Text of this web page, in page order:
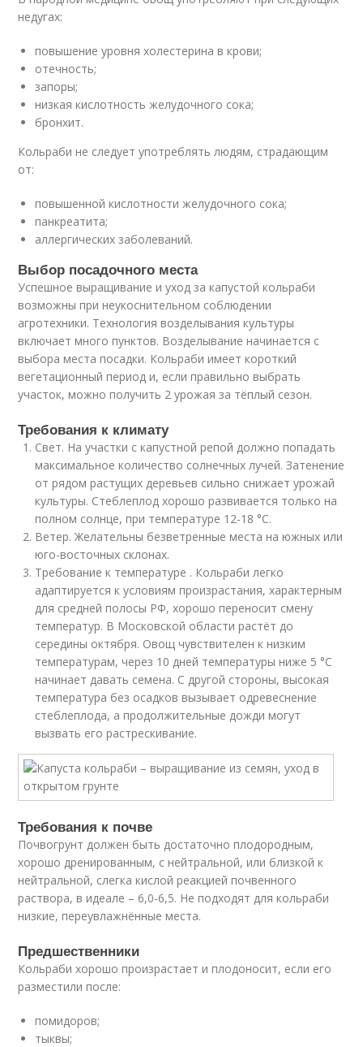
недугах:
повышение уровня холестерина в крови;
отечность;
запоры;
низкая кислотность желудочного сока;
бронхит.
Кольраби не следует употреблять людям, страдающим
от:
повышенной кислотности желудочного сока;
панкреатита;
аллергических заболеваний.
Выбор посадочного места
Успешное выращивание и уход за капустой кольраби
возможны при неукоснительном соблюдении
агротехники. Технология возделывания культуры
включает много пунктов. Возделывание начинается с
выбора места посадки. Кольраби имеет короткий
вегетационный период и, если правильно выбрать
участок, можно получить 2 урожая за тёплый сезон.
Требования к климату
Свет. На участки с капустной репой должно попадать
максимальное количество солнечных лучей. Затенение
от рядом растущих деревьев сильно снижает урожай
культуры. Стеблеплод хорошо развивается только на
полном солнце, при температуре 12-18 °С.
Ветер. Желательны безветренные места на южных или
юго-восточных склонах.
Требование к температуре . Кольраби легко
адаптируется к условиям произрастания, характерным
для средней полосы РФ, хорошо переносит смену
температур. В Московской области растёт до
середины октября. Овощ чувствителен к низким
температурам, через 10 дней температуры ниже 5 °С
начинает давать семена. С другой стороны, высокая
температура без осадков вызывает одревеснение
стеблеплода, а продолжительные дожди могут
вызвать его растрескивание.
Требования к почве
Почвогрунт должен быть достаточно плодородным,
хорошо дренированным, с нейтральной, или близкой к
нейтральной, слегка кислой реакцией почвенного
раствора, в идеале – 6,0-6,5. Не подходят для кольраби
низкие, переувлажнённые места.
Предшественники
Кольраби хорошо произрастает и плодоносит, если его
разместили после:
помидоров;
тыквы;